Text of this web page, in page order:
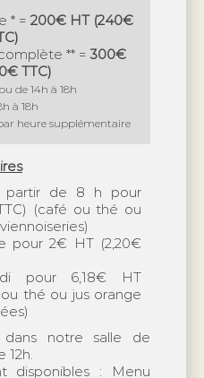
* = 200€ HT (240€
** = 300€
TTC)
de 14h à 18h
à 18h
heure supplémentaire
(café ou thé ou
thé ou jus orange
notre salle de
12h.
disponibles : Menu